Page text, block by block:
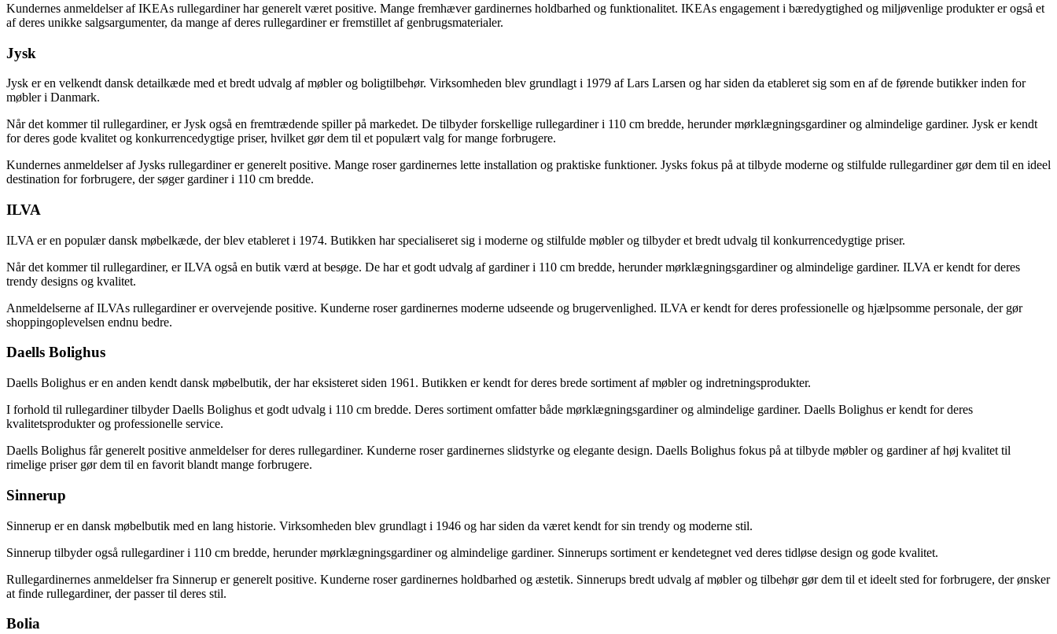
Kundernes anmeldelser af IKEAs rullegardiner har generelt været positive. Mange fremhæver gardinernes holdbarhed og funktionalitet. IKEAs engagement i bæredygtighed og miljøvenlige produkter er også et
af deres unikke salgsargumenter, da mange af deres rullegardiner er fremstillet af genbrugsmaterialer.
Jysk
Jysk er en velkendt dansk detailkæde med et bredt udvalg af møbler og boligtilbehør. Virksomheden blev grundlagt i 1979 af Lars Larsen og har siden da etableret sig som en af de førende butikker inden for
møbler i Danmark.
Når det kommer til rullegardiner, er Jysk også en fremtrædende spiller på markedet. De tilbyder forskellige rullegardiner i 110 cm bredde, herunder mørklægningsgardiner og almindelige gardiner. Jysk er kendt
for deres gode kvalitet og konkurrencedygtige priser, hvilket gør dem til et populært valg for mange forbrugere.
Kundernes anmeldelser af Jysks rullegardiner er generelt positive. Mange roser gardinernes lette installation og praktiske funktioner. Jysks fokus på at tilbyde moderne og stilfulde rullegardiner gør dem til en ideel
destination for forbrugere, der søger gardiner i 110 cm bredde.
ILVA
ILVA er en populær dansk møbelkæde, der blev etableret i 1974. Butikken har specialiseret sig i moderne og stilfulde møbler og tilbyder et bredt udvalg til konkurrencedygtige priser.
Når det kommer til rullegardiner, er ILVA også en butik værd at besøge. De har et godt udvalg af gardiner i 110 cm bredde, herunder mørklægningsgardiner og almindelige gardiner. ILVA er kendt for deres
trendy designs og kvalitet.
Anmeldelserne af ILVAs rullegardiner er overvejende positive. Kunderne roser gardinernes moderne udseende og brugervenlighed. ILVA er kendt for deres professionelle og hjælpsomme personale, der gør
shoppingoplevelsen endnu bedre.
Daells Bolighus
Daells Bolighus er en anden kendt dansk møbelbutik, der har eksisteret siden 1961. Butikken er kendt for deres brede sortiment af møbler og indretningsprodukter.
I forhold til rullegardiner tilbyder Daells Bolighus et godt udvalg i 110 cm bredde. Deres sortiment omfatter både mørklægningsgardiner og almindelige gardiner. Daells Bolighus er kendt for deres
kvalitetsprodukter og professionelle service.
Daells Bolighus får generelt positive anmeldelser for deres rullegardiner. Kunderne roser gardinernes slidstyrke og elegante design. Daells Bolighus fokus på at tilbyde møbler og gardiner af høj kvalitet til
rimelige priser gør dem til en favorit blandt mange forbrugere.
Sinnerup
Sinnerup er en dansk møbelbutik med en lang historie. Virksomheden blev grundlagt i 1946 og har siden da været kendt for sin trendy og moderne stil.
Sinnerup tilbyder også rullegardiner i 110 cm bredde, herunder mørklægningsgardiner og almindelige gardiner. Sinnerups sortiment er kendetegnet ved deres tidløse design og gode kvalitet.
Rullegardinernes anmeldelser fra Sinnerup er generelt positive. Kunderne roser gardinernes holdbarhed og æstetik. Sinnerups bredt udvalg af møbler og tilbehør gør dem til et ideelt sted for forbrugere, der ønsker
at finde rullegardiner, der passer til deres stil.
Bolia